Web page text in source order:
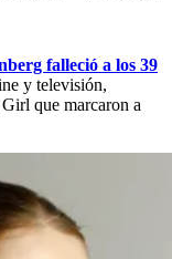
falleció a los 39
y televisión,
que marcaron a